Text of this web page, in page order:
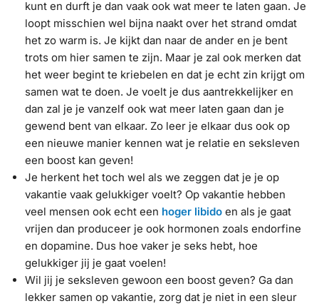
kunt en durft je dan vaak ook wat meer te laten gaan. Je
loopt misschien wel bijna naakt over het strand omdat
het zo warm is. Je kijkt dan naar de ander en je bent
trots om hier samen te zijn. Maar je zal ook merken dat
het weer begint te kriebelen en dat je echt zin krijgt om
samen wat te doen. Je voelt je dus aantrekkelijker en
dan zal je je vanzelf ook wat meer laten gaan dan je
gewend bent van elkaar. Zo leer je elkaar dus ook op
een nieuwe manier kennen wat je relatie en seksleven
een boost kan geven!
Je herkent het toch wel als we zeggen dat je je op
vakantie vaak gelukkiger voelt? Op vakantie hebben
veel mensen ook echt een hoger libido en als je gaat
vrijen dan produceer je ook hormonen zoals endorfine
en dopamine. Dus hoe vaker je seks hebt, hoe
gelukkiger jij je gaat voelen!
Wil jij je seksleven gewoon een boost geven? Ga dan
lekker samen op vakantie, zorg dat je niet in een sleur